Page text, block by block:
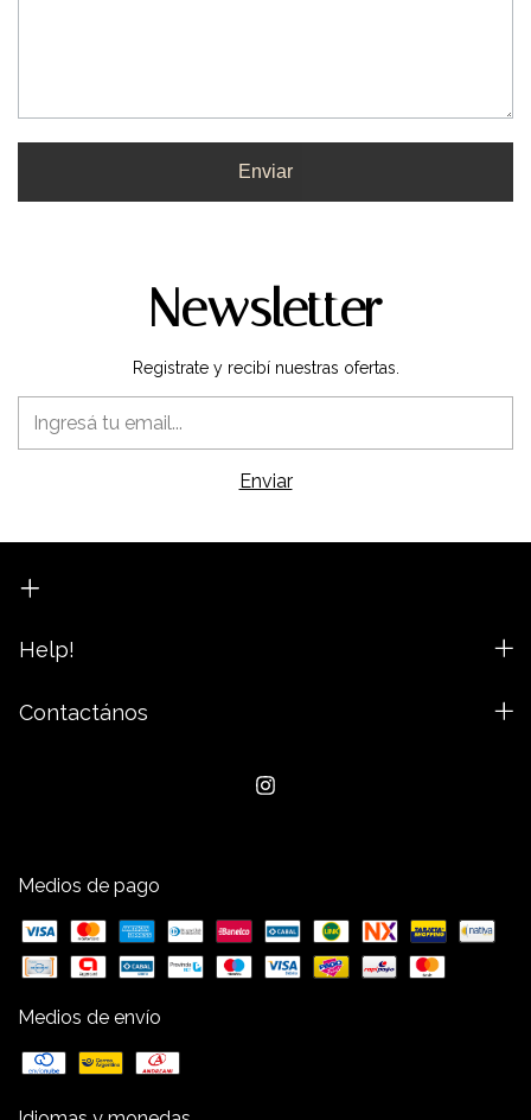
Enviar
Newsletter
Registrate y recibí nuestras ofertas.
Help!
Contactános
Medios de pago
Medios de envío